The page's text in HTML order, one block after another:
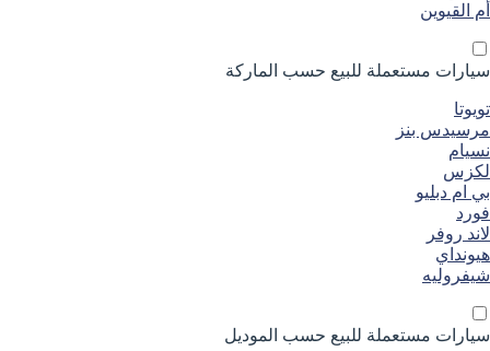
أم القيوين
سيارات مستعملة للبيع حسب الماركة
تويوتا
مرسيدس بنز
نسيام
لكزس
بي ام دبليو
فورد
لاند روفر
هيونداي
شيفروليه
سيارات مستعملة للبيع حسب الموديل